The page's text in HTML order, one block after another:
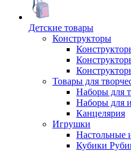
Детские товары
Конструкторы
Товары для
Наборы для
Наборы для
Канцелярия
Игрушки
Настольные
Кубики